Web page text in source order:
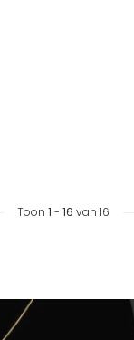
Toon 1 - 16 van 16